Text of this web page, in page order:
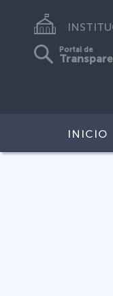
Portal de
INICIO